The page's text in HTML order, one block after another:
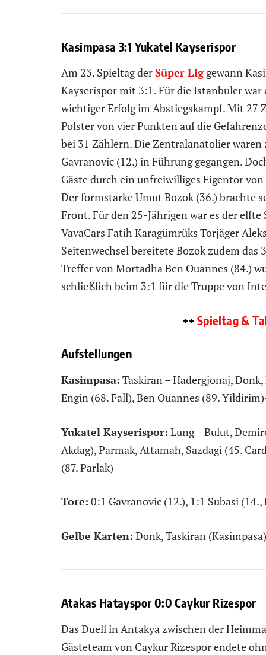
Kasimpasa 3:1 Yukatel Kayserispor
Am 23. Spieltag derSüper Liggewann
Kayserispor mit 3:1. Für die Istanbuler
wichtiger Erfolg im Abstiegskampf. Mit 27
Polster von vier Punkten auf die
bei 31 Zählern. Die Zentralanatolier
Gavranovic (12.) in Führung gegangen.
Gäste durch ein unfreiwilliges Eigentor
Der formstarke Umut Bozok (36.) brachte
Front. Für den 25-Jährigen war es der
VavaCars Fatih Karagümrüks Torjäger
Seitenwechsel bereitete Bozok zudem
Treffer von Mortadha Ben Ouannes (84.)
schließlich beim 3:1 für die Truppe von
++ Spieltag &
Aufstellungen
Kasimpasa: Taskiran – Hadergjonaj,
Engin (68. Fall), Ben Ouannes (89.
Yukatel Kayserispor: Lung – Bulut,
Akdag), Parmak, Attamah, Sazdagi (45.
(87. Parlak)
Tore: 0:1 Gavranovic (12.), 1:1 Subasi
Gelbe Karten: Donk, Taskiran
Atakas Hatayspor 0:0 Caykur Rizespor
Das Duell in Antakya zwischen der
Gästeteam von Caykur Rizespor endete